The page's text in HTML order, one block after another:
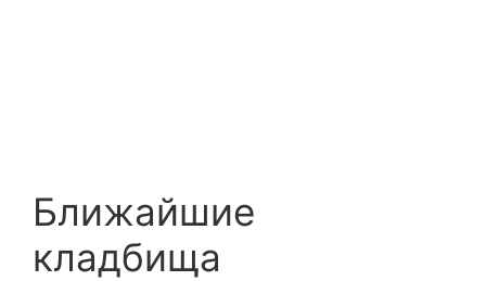
Ближайшие
кладбища